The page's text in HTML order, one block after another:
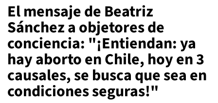
El mensaje de Beatriz
Sánchez a objetores de
conciencia: "¡Entiendan: ya
hay aborto en Chile, hoy en 3
causales, se busca que sea en
condiciones seguras!"